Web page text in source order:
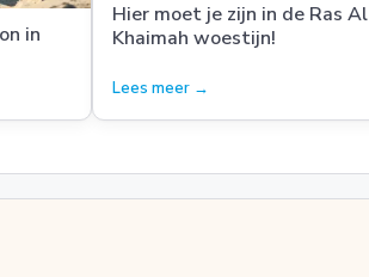
in
Hier moet je zijn in de Ras Al
Khaimah woestijn!
Lees meer →